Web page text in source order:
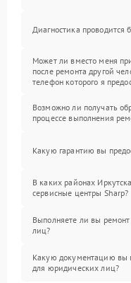
Диагностика проводится
Может ли вместо меня
после ремонта другой
телефон которого я
Возможно ли получать
процессе выполнения
Какую гарантию вы
В каких районах
сервисные центры Sharp?
Выполняете ли вы
лиц?
Какую документацию вы
для юридических лиц?